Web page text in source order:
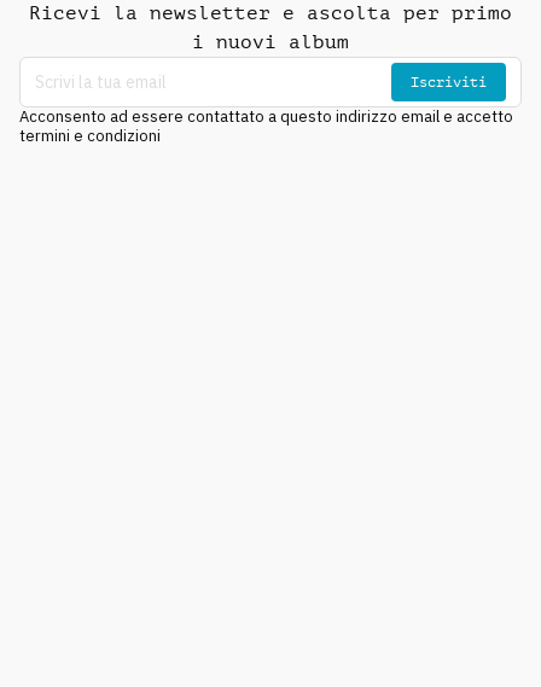
Ricevi la newsletter e ascolta per primo
i nuovi album
Iscriviti
Acconsento ad essere contattato a questo indirizzo email e accetto
termini e condizioni